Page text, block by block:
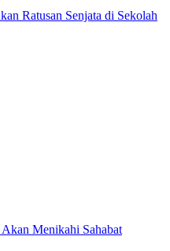
Ratusan Senjata di Sekolah
Menikahi Sahabat